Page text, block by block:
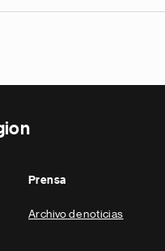
Prensa
Archivo de noticias